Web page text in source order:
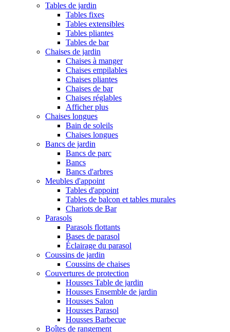
Tables de jardin
Tables fixes
Tables extensibles
Tables pliantes
Tables de bar
Chaises de jardin
Chaises à manger
Chaises empilables
Chaises pliantes
Chaises de bar
Chaises réglables
Afficher plus
Chaises longues
Bain de soleils
Chaises longues
Bancs de jardin
Bancs de parc
Bancs
Bancs d'arbres
Meubles d'appoint
Tables d'appoint
Tables de balcon et tables murales
Chariots de Bar
Parasols
Parasols flottants
Bases de parasol
Éclairage du parasol
Coussins de jardin
Coussins de chaises
Couvertures de protection
Housses Table de jardin
Housses Ensemble de jardin
Housses Salon
Housses Parasol
Housses Barbecue
Boîtes de rangement